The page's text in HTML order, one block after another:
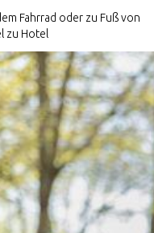
Kultur-
Fahrrad oder zu Fuß von
zu Hotel